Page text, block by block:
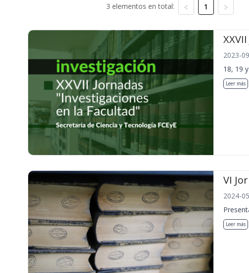
3 elementos en total: 1
2023-
18, 19
Leer más
VI
2024-
Leer más